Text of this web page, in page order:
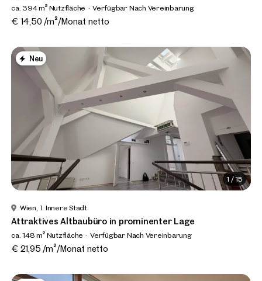
ca. 394 m² Nutzfläche Verfügbar Nach Vereinbarung
€ 14,50 /m²/Monat netto
Neu
1 /15
Wien, 1. Innere Stadt
Attraktives Altbaubüro in prominenter Lage
ca. 148 m² Nutzfläche Verfügbar Nach Vereinbarung
€ 21,95 /m²/Monat netto